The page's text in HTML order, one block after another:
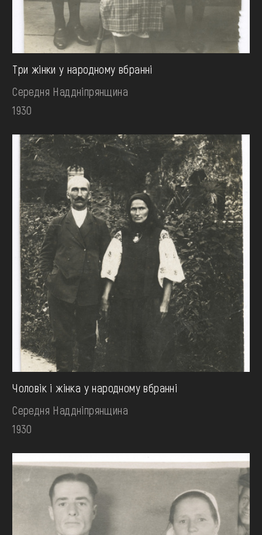
Три жінки у народному вбранні
Середня Наддніпрянщина
1930
Чоловік і жінка у народному вбранні
Середня Наддніпрянщина
1930